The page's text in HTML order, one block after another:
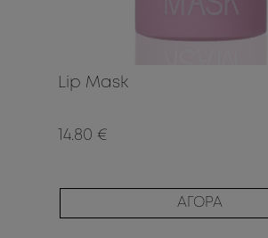
Lip Mask
14.80 €
ΑΓΟΡΑ